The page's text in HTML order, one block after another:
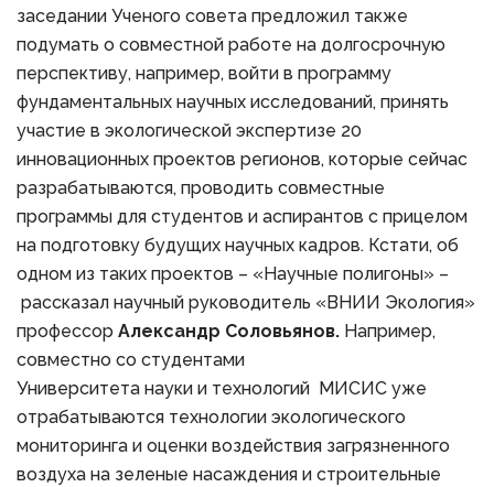
заседании Ученого совета предложил также
подумать о совместной работе на долгосрочную
перспективу, например, войти в программу
фундаментальных научных исследований, принять
участие в экологической экспертизе 20
инновационных проектов регионов, которые сейчас
разрабатываются, проводить совместные
программы для студентов и аспирантов с прицелом
на подготовку будущих научных кадров. Кстати, об
одном из таких проектов – «Научные полигоны» –
рассказал научный руководитель «ВНИИ Экология»
профессор Александр Соловьянов. Например,
совместно со студентами
Университета науки и технологий МИСИС уже
отрабатываются технологии экологического
мониторинга и оценки воздействия загрязненного
воздуха на зеленые насаждения и строительные